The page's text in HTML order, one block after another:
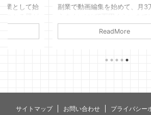
業として始
つけるか」
副業で動画編集を始めて、月3
できた。 けれど、そこから先
なか伸びない。
ReadMore
サイトマップ お問い合わせ プライバシー